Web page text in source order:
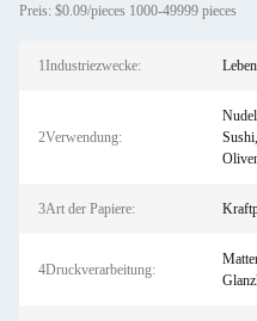
Preis: $0.09/pieces 1000-49999 pieces
1Industriezwecke:
2Verwendung:
3Art der Papiere:
4Druckverarbeitung: